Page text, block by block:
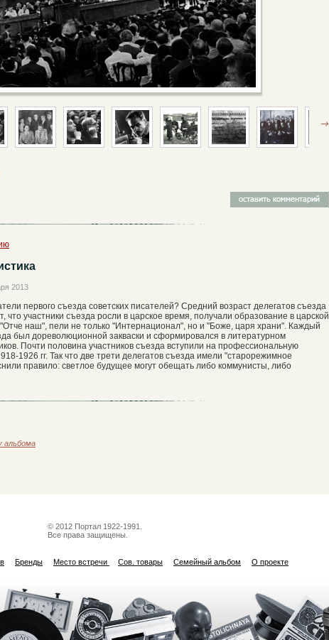
2013
первого съезда советских писателей? Средний возраст делегатов съезда
что участники съезда росли в царское время, получали образование в царской
"Отче наш", пели не только "Интернационал", но и "Боже, царя храни". Каждый
был дореволюционной закваски и сформировался в литературном
Почти половина участников съезда вступили на профессиональную
1926 гг. Так что две трети делегатов съезда имели "старорежимное
правило: светлое будущее могут обещать либо коммунисты, либо
альбома
© 2012 Портал 1922-1991.
Все права защищены.
Бренды Место встречи Сов. товары Семейный альбом О проекте